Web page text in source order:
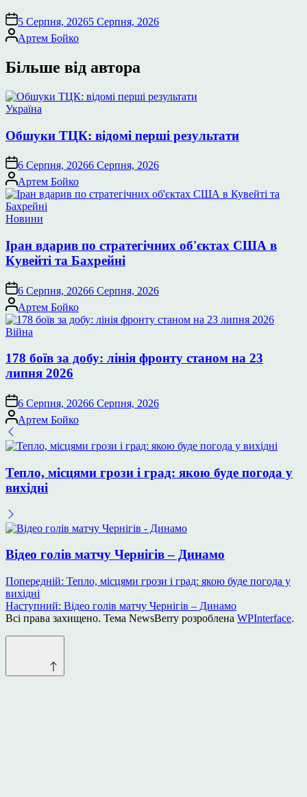
5 Серпня, 20265 Серпня, 2026
Опубліковано
Артем Бойко
Більше від автора
Опублікувати
Україна
Обшуки ТЦК: відомі перші результати
6 Серпня, 20266 Серпня, 2026
Опубліковано
Артем Бойко
Опублікувати
Новини
Іран вдарив по стратегічних об'єктах США в
Кувейті та Бахрейні
6 Серпня, 20266 Серпня, 2026
Опубліковано
Артем Бойко
Опублікувати
Війна
178 боїв за добу: лінія фронту станом на 23
липня 2026
6 Серпня, 20266 Серпня, 2026
Опубліковано
Артем Бойко
Тепло, місцями грози і град: якою буде погода у
вихідні
Відео голів матчу Чернігів – Динамо
Навігація
записів
Попередній: Тепло, місцями грози і град: якою буде погода у
вихідні
Наступний: Відео голів матчу Чернігів – Динамо
Всі права захищено. Тема NewsBerry розроблена WPInterface.